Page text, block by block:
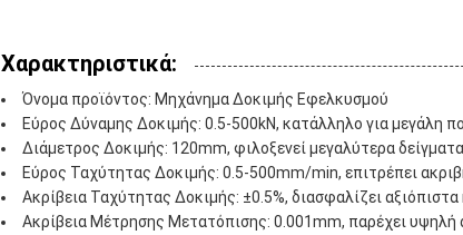
Χαρακτηριστικά:
Όνομα προϊόντος: Μηχάνημα Δοκιμής Εφελκυσμού
Εύρος Δύναμης Δοκιμής: 0.5-500kN, κατάλληλο για μεγάλη
Διάμετρος Δοκιμής: 120mm, φιλοξενεί μεγαλύτερα
Εύρος Ταχύτητας Δοκιμής: 0.5-500mm/min, επιτρέπει
Ακρίβεια Ταχύτητας Δοκιμής: ±0.5%, διασφαλίζει
Ακρίβεια Μέτρησης Μετατόπισης: 0.001mm, παρέχει